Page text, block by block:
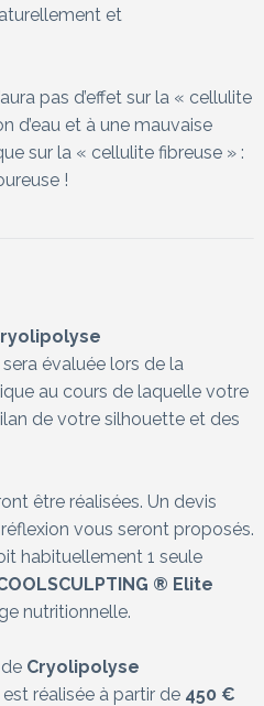
et
pas d’effet sur la « cellulite
d’eau et à une mauvaise
sur la « cellulite fibreuse » :
!
sera évaluée lors de la
au cours de laquelle votre
de votre silhouette et des
être réalisées. Un devis
vous seront proposés.
habituellement 1 seule
® Elite
nutritionnelle.
Cryolipolyse
est réalisée à partir de450 €